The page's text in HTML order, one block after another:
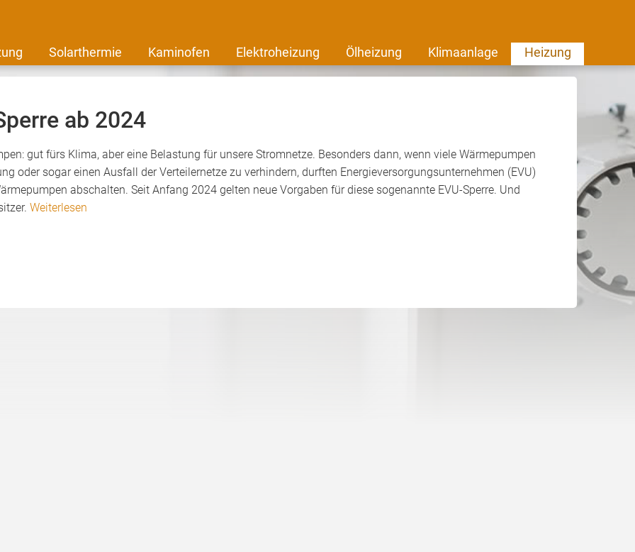
Solarthermie Kaminofen Elektroheizung Ölheizung Klimaanlage Heizung
ab 2024
gut fürs Klima, aber eine Belastung für unsere Stromnetze. Besonders dann, wenn viele Wärmepumpen
oder sogar einen Ausfall der Verteilernetze zu verhindern, durften Energieversorgungsunternehmen (EVU)
abschalten. Seit Anfang 2024 gelten neue Vorgaben für diese sogenannte EVU-Sperre. Und
Weiterlesen